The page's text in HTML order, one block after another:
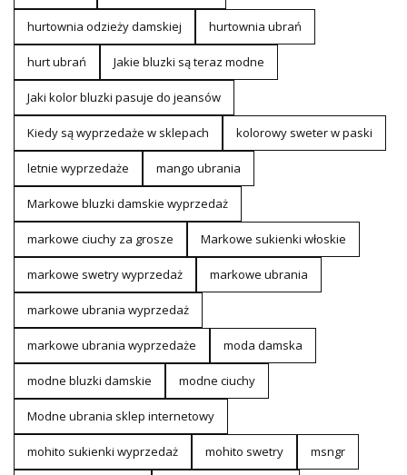
hurtownia odzieży damskiej hurtownia ubrań
hurt ubrań Jakie bluzki są teraz modne
Jaki kolor bluzki pasuje do jeansów
Kiedy są wyprzedaże w sklepach kolorowy sweter w paski
letnie wyprzedaże mango ubrania
Markowe bluzki damskie wyprzedaż
markowe ciuchy za grosze Markowe sukienki włoskie
markowe swetry wyprzedaż markowe ubrania
markowe ubrania wyprzedaż
markowe ubrania wyprzedaże moda damska
modne bluzki damskie modne ciuchy
Modne ubrania sklep internetowy
mohito sukienki wyprzedaż mohito swetry msngr